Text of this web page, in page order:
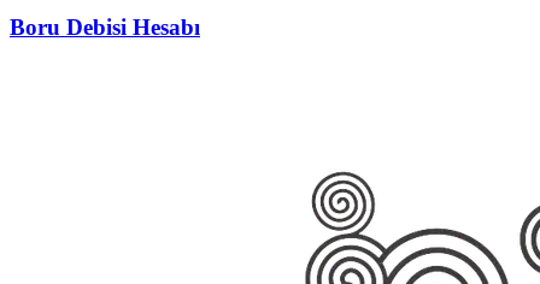
Boru Debisi Hesabı